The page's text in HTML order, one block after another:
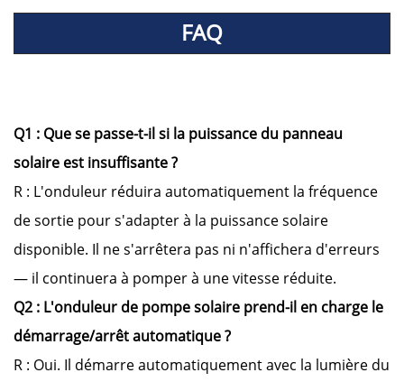
FAQ
Q1 : Que se passe-t-il si la puissance du panneau
solaire est insuffisante ?
R : L'onduleur réduira automatiquement la fréquence
de sortie pour s'adapter à la puissance solaire
disponible. Il ne s'arrêtera pas ni n'affichera d'erreurs
— il continuera à pomper à une vitesse réduite.
Q2 : L'onduleur de pompe solaire prend-il en charge le
démarrage/arrêt automatique ?
R : Oui. Il démarre automatiquement avec la lumière du